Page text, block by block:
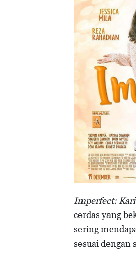
Imperfect:
cerdas yang
sering
sesuai dengan